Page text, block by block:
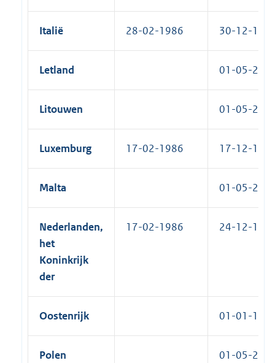
Italië 28-02-1986 30-12-
Letland 01-05-
Litouwen 01-05-
Luxemburg 17-02-1986 17-12-
Malta 01-05-
Nederlanden,
het
Koninkrijk
der
17-02-1986 24-12-
Oostenrijk 01-01-
Polen 01-05-